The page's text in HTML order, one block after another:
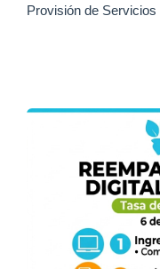
Provisión de